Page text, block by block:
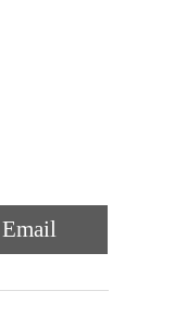
Compartir
en
Email